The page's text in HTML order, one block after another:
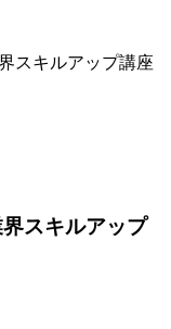
スキルアップ講座
スキルアップ